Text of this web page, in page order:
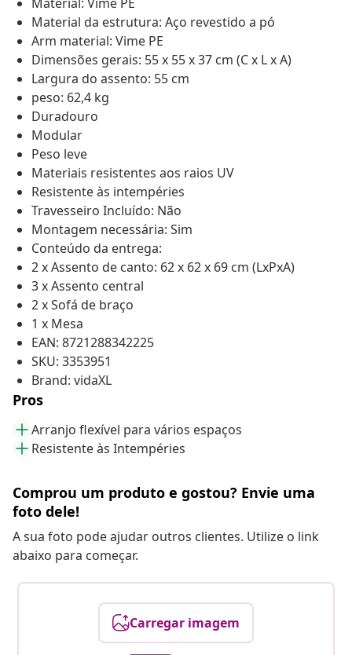
Material da estrutura: Aço revestido a pó
Arm material: Vime PE
Dimensões gerais: 55 x 55 x 37 cm (C x L x A)
Largura do assento: 55 cm
peso: 62,4 kg
Duradouro
Modular
Peso leve
Materiais resistentes aos raios UV
Resistente às intempéries
Travesseiro Incluído: Não
Montagem necessária: Sim
Conteúdo da entrega:
2 x Assento de canto: 62 x 62 x 69 cm (LxPxA)
3 x Assento central
2 x Sofá de braço
1 x Mesa
EAN: 8721288342225
SKU: 3353951
Brand: vidaXL
Pros
Arranjo flexível para vários espaços
Resistente às Intempéries
Comprou um produto e gostou? Envie uma
foto dele!
A sua foto pode ajudar outros clientes. Utilize o link
abaixo para começar.
Carregar imagem